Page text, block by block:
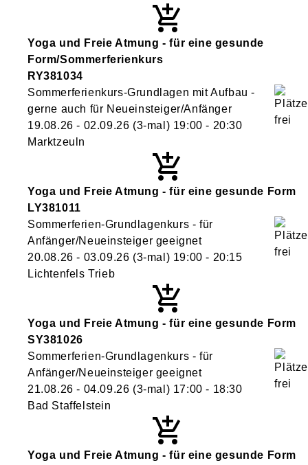
Yoga und Freie Atmung - für eine gesunde
Form/Sommerferienkurs
RY381034
Sommerferienkurs-Grundlagen mit Aufbau -
gerne auch für Neueinsteiger/Anfänger
19.08.26 - 02.09.26 (3-mal) 19:00 - 20:30
Marktzeuln
Yoga und Freie Atmung - für eine gesunde Form
LY381011
Sommerferien-Grundlagenkurs - für
Anfänger/Neueinsteiger geeignet
20.08.26 - 03.09.26 (3-mal) 19:00 - 20:15
Lichtenfels Trieb
Yoga und Freie Atmung - für eine gesunde Form
SY381026
Sommerferien-Grundlagenkurs - für
Anfänger/Neueinsteiger geeignet
21.08.26 - 04.09.26 (3-mal) 17:00 - 18:30
Bad Staffelstein
Yoga und Freie Atmung - für eine gesunde Form